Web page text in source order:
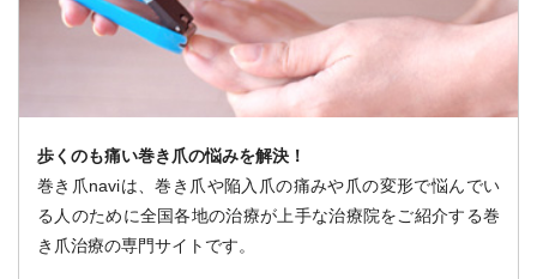
歩くのも痛い巻き爪の悩みを解決！
巻き爪naviは、巻き爪や陥入爪の痛みや爪の変形で悩んでい
る人のために全国各地の治療が上手な治療院をご紹介する巻
き爪治療の専門サイトです。